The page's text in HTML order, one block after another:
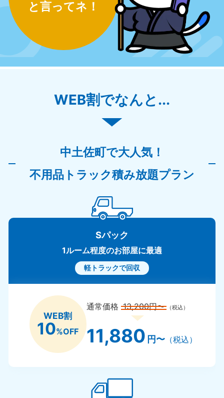
と言ってネ！
WEB割でなんと...
中土佐町で大人気！
不用品トラック積み放題プラン
Sパック
1ルーム程度のお部屋に最適
軽トラックで回収
WEB割
10%OFF
通常価格13,200円〜 （税込）
11,880 円〜（税込）